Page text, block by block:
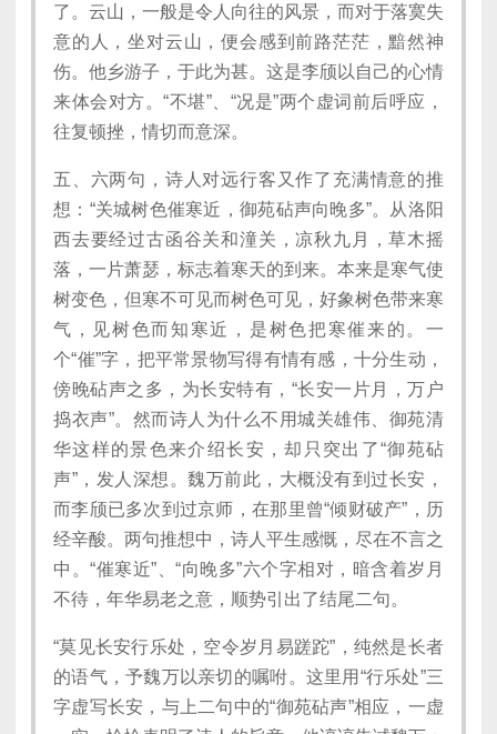
了。云山，一般是令人向往的风景，而对于落寞失
意的人，坐对云山，便会感到前路茫茫，黯然神
伤。他乡游子，于此为甚。这是李颀以自己的心情
来体会对方。“不堪”、“况是”两个虚词前后呼应，
往复顿挫，情切而意深。
五、六两句，诗人对远行客又作了充满情意的推
想：“关城树色催寒近，御苑砧声向晚多”。从洛阳
西去要经过古函谷关和潼关，凉秋九月，草木摇
落，一片萧瑟，标志着寒天的到来。本来是寒气使
树变色，但寒不可见而树色可见，好象树色带来寒
气，见树色而知寒近，是树色把寒催来的。一
个“催”字，把平常景物写得有情有感，十分生动，
傍晚砧声之多，为长安特有，“长安一片月，万户
捣衣声”。然而诗人为什么不用城关雄伟、御苑清
华这样的景色来介绍长安，却只突出了“御苑砧
声”，发人深想。魏万前此，大概没有到过长安，
而李颀已多次到过京师，在那里曾“倾财破产”，历
经辛酸。两句推想中，诗人平生感慨，尽在不言之
中。“催寒近”、“向晚多”六个字相对，暗含着岁月
不待，年华易老之意，顺势引出了结尾二句。
“莫见长安行乐处，空令岁月易蹉跎”，纯然是长者
的语气，予魏万以亲切的嘱咐。这里用“行乐处”三
字虚写长安，与上二句中的“御苑砧声”相应，一虚